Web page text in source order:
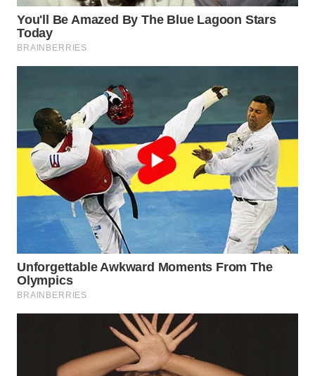
MALUT
WN
DANAU
TOBA
WN
NIAS
WN
LANGKAT
WN
TAPANULI
SELATAN
LESUNG